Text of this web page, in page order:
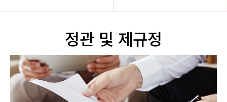
정관 및 제규정